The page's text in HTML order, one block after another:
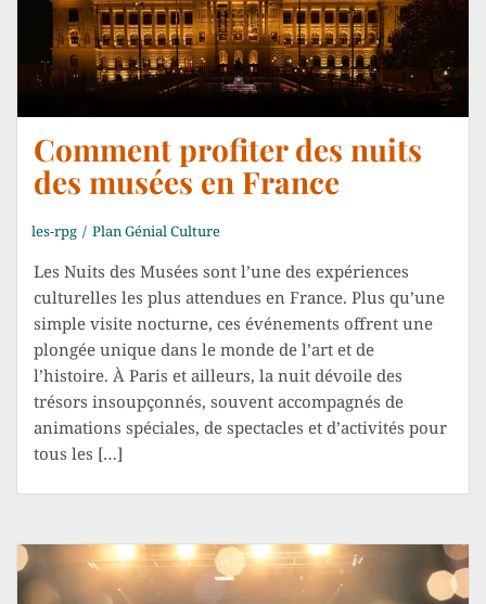
Comment profiter des nuits
des musées en France
les-rpg Plan Génial Culture
Les Nuits des Musées sont l’une des expériences
culturelles les plus attendues en France. Plus qu’une
simple visite nocturne, ces événements offrent une
plongée unique dans le monde de l’art et de
l’histoire. À Paris et ailleurs, la nuit dévoile des
trésors insoupçonnés, souvent accompagnés de
animations spéciales, de spectacles et d’activités pour
tous les […]